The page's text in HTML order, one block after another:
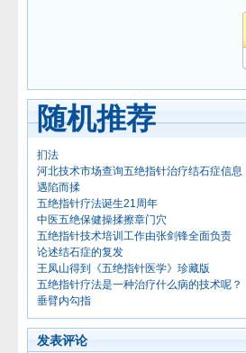
随机推荐
扪法
河北技术市场查询五绝指针治疗结石症信息
遇陷而揉
五绝指针疗法诞生21周年
中医五绝保健操揉擦章门穴
五绝指针技术培训工作由张剑锋全面负责
论述结石症的复发
王凤山得到《五绝指针医学》珍藏版
五绝指针疗法是一种治疗什么病的技术呢？
垂臂内勾指
发表评论